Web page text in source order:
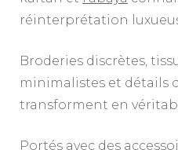
réinterprétation
Broderies discrètes,
minimalistes et détails
transforment en
Portés avec des